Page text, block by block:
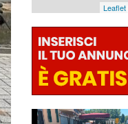
Leaflet